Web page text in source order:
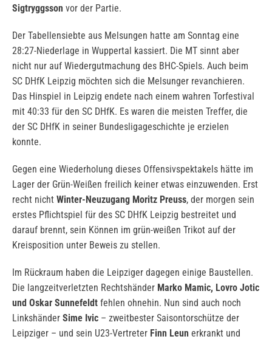
Sigtryggsson vor der Partie.
Der Tabellensiebte aus Melsungen hatte am Sonntag eine
28:27-Niederlage in Wuppertal kassiert. Die MT sinnt aber
nicht nur auf Wiedergutmachung des BHC-Spiels. Auch beim
SC DHfK Leipzig möchten sich die Melsunger revanchieren.
Das Hinspiel in Leipzig endete nach einem wahren Torfestival
mit 40:33 für den SC DHfK. Es waren die meisten Treffer, die
der SC DHfK in seiner Bundesligageschichte je erzielen
konnte.
Gegen eine Wiederholung dieses Offensivspektakels hätte im
Lager der Grün-Weißen freilich keiner etwas einzuwenden. Erst
recht nicht Winter-Neuzugang Moritz Preuss, der morgen sein
erstes Pflichtspiel für des SC DHfK Leipzig bestreitet und
darauf brennt, sein Können im grün-weißen Trikot auf der
Kreisposition unter Beweis zu stellen.
Im Rückraum haben die Leipziger dagegen einige Baustellen.
Die langzeitverletzten Rechtshänder Marko Mamic, Lovro Jotic
und Oskar Sunnefeldt fehlen ohnehin. Nun sind auch noch
Linkshänder Sime Ivic – zweitbester Saisontorschütze der
Leipziger – und sein U23-Vertreter Finn Leun erkrankt und